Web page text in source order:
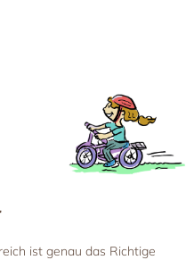
ist genau das Richtige